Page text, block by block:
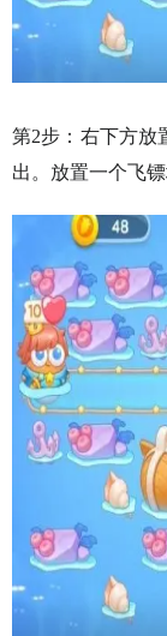
第2步：右下方放
出。放置一个飞